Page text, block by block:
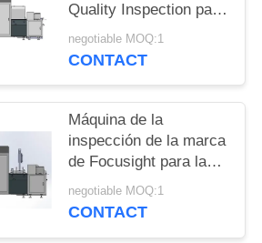
Quality Inspection para
la caja de
empaquetado del
negotiable MOQ:1
CONTACT
Máquina de la
inspección de la marca
de Focusight para la
caja de la crema dental
que imprime la
negotiable MOQ:1
CONTACT